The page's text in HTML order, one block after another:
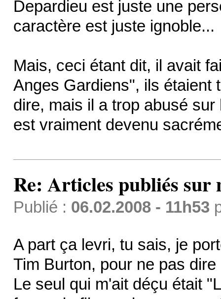
Depardieu est juste une
caractère est juste ignoble...
Mais, ceci étant dit, il avait
Anges Gardiens", ils étaient
dire, mais il a trop abusé
est vraiment devenu
Re: Articles publiés sur
Publié : 06.02.2008 - 11h53
A part ça levri, tu sais, je
Tim Burton, pour ne pas
Le seul qui m'ait déçu était